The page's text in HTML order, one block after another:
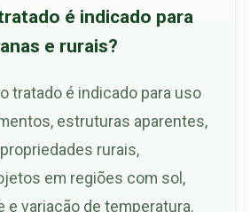
é indicado para
e rurais?
tratado é indicado para uso
estruturas aparentes,
rurais,
em regiões com sol,
e variação de temperatura.